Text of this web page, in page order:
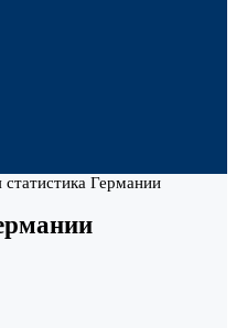
статистика Германии